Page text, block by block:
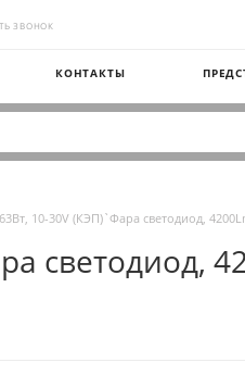
ЗВОНОК
КОНТАКТЫ
10-30V (КЭП)`Фара светодиод,
светодиод,